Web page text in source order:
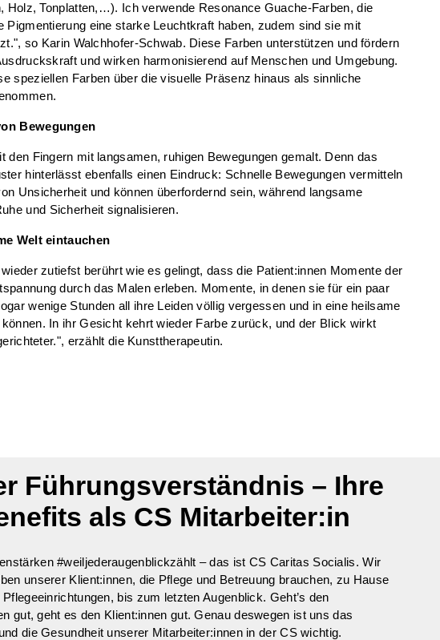
Holz, Tonplatten,…). Ich verwende Resonance Guache-Farben, die
Pigmentierung eine starke Leuchtkraft haben, zudem sind sie mit
so Karin Walchhofer-Schwab. Diese Farben unterstützen und fördern
und wirken harmonisierend auf Menschen und Umgebung.
speziellen Farben über die visuelle Präsenz hinaus als sinnliche
Bewegungen
den Fingern mit langsamen, ruhigen Bewegungen gemalt. Denn das
hinterlässt ebenfalls einen Eindruck: Schnelle Bewegungen vermitteln
Unsicherheit und können überfordernd sein, während langsame
und Sicherheit signalisieren.
Welt eintauchen
zutiefst berührt wie es gelingt, dass die Patient:innen Momente der
durch das Malen erleben. Momente, in denen sie für ein paar
wenige Stunden all ihre Leiden völlig vergessen und in eine heilsame
In ihr Gesicht kehrt wieder Farbe zurück, und der Blick wirkt
erzählt die Kunsttherapeutin.
Führungsverständnis – Ihre
als CS Mitarbeiter:in
#weiljederaugenblickzählt – das ist CS Caritas Socialis.Wir
unserer Klient:innen, die Pflege und Betreuung brauchen, zu Hause
Pflegeeinrichtungen, bis zum letzten Augenblick. Geht’s den
gut, geht es den Klient:innen gut. Genau deswegen ist uns das
die Gesundheit unserer Mitarbeiter:innen in der CS wichtig.